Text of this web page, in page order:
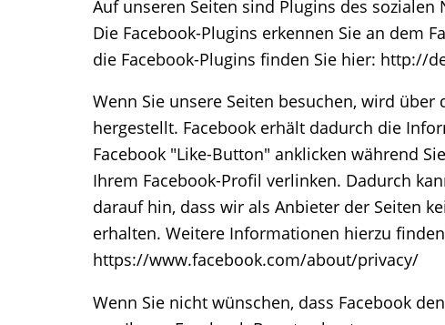
Auf unseren Seiten sind Plugins des sozialen
Die Facebook-Plugins erkennen Sie an dem
die Facebook-Plugins finden Sie hier: http://
Wenn Sie unsere Seiten besuchen, wird
hergestellt. Facebook erhält dadurch die
Facebook "Like-Button" anklicken während
Ihrem Facebook-Profil verlinken. Dadurch
darauf hin, dass wir als Anbieter der Seiten
erhalten. Weitere Informationen hierzu
https://www.facebook.com/about/privacy/
Wenn Sie nicht wünschen, dass Facebook